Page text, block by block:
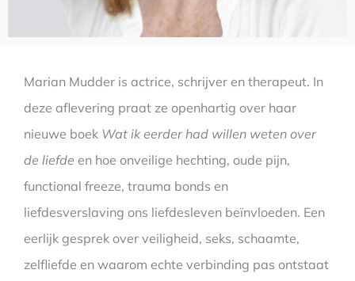
Marian Mudder is actrice, schrijver en therapeut. In
deze aflevering praat ze openhartig over haar
nieuwe boek Wat ik eerder had willen weten over
de liefde en hoe onveilige hechting, oude pijn,
functional freeze, trauma bonds en
liefdesverslaving ons liefdesleven beïnvloeden. Een
eerlijk gesprek over veiligheid, seks, schaamte,
zelfliefde en waarom echte verbinding pas ontstaat